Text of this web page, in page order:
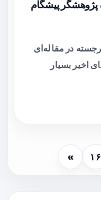
پیشگام
در مقاله‌ای
اخیر بسیار
۱۶ »